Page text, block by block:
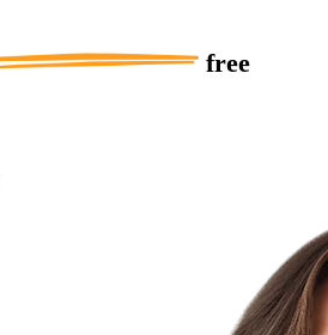
free